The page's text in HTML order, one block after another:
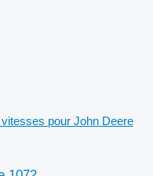
pour John Deere